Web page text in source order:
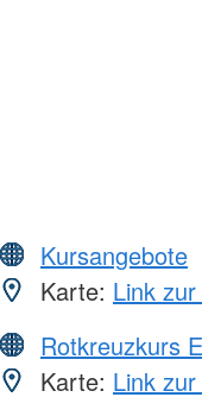
Kursangebote
Karte: Link
Rotkreuzkurs
Karte: Link